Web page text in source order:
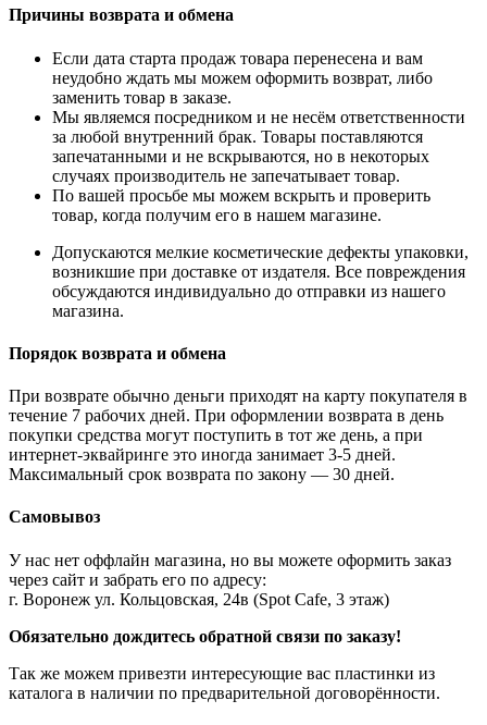
Причины возврата и обмена
Если дата старта продаж товара перенесена и вам
неудобно ждать мы можем оформить возврат, либо
заменить товар в заказе.
Мы являемся посредником и не несём ответственности
за любой внутренний брак. Товары поставляются
запечатанными и не вскрываются, но в некоторых
случаях производитель не запечатывает товар.
По вашей просьбе мы можем вскрыть и проверить
товар, когда получим его в нашем магазине.
Допускаются мелкие косметические дефекты упаковки,
возникшие при доставке от издателя. Все повреждения
обсуждаются индивидуально до отправки из нашего
магазина.
Порядок возврата и обмена
При возврате обычно деньги приходят на карту покупателя в
течение 7 рабочих дней. При оформлении возврата в день
покупки средства могут поступить в тот же день, а при
интернет-эквайринге это иногда занимает 3-5 дней.
Максимальный срок возврата по закону — 30 дней.
Самовывоз
У нас нет оффлайн магазина, но вы можете оформить заказ
через сайт и забрать его по адресу:
г. Воронеж ул. Кольцовская, 24в (Spot Cafe, 3 этаж)
Обязательно дождитесь обратной связи по заказу!
Так же можем привезти интересующие вас пластинки из
каталога в наличии по предварительной договорённости.